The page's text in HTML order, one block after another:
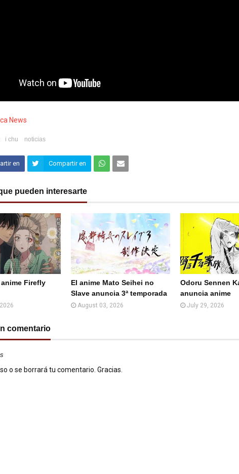
News
i chu noticias
en Compartir en
en
What
sApp
por
Email
pueden interesarte
Firefly
El anime Mato Seihei no
Slave anuncia 3ª temporada
August 03, 2026
Odoru Sennen
anuncia anime
July 29, 2026
comentario
o se borrará tu comentario. Gracias.